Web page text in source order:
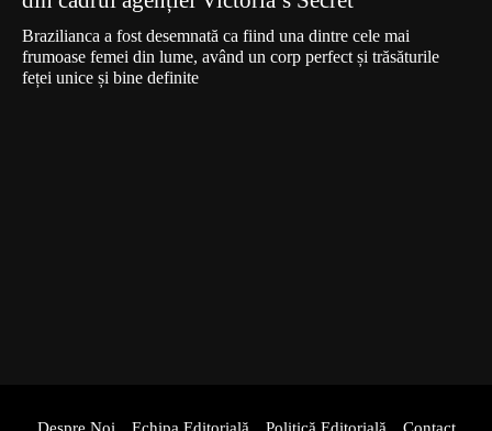
Brazilianca a fost desemnată ca fiind una dintre cele mai
frumoase femei din lume, având un corp perfect și trăsăturile
feței unice și bine definite